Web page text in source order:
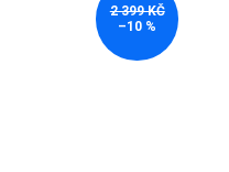
2 399 KČ
–10 %